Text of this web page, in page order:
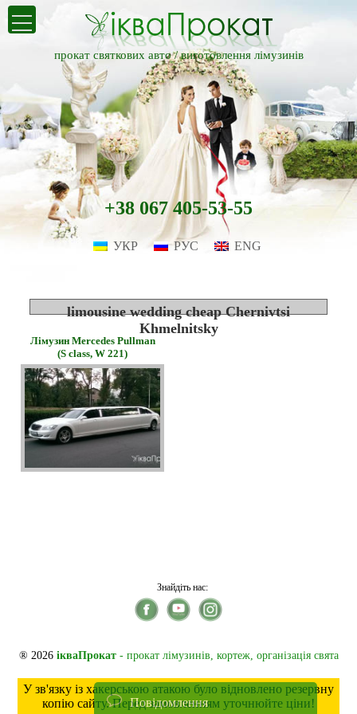
прокат святкових авто /виготовлення лімузинів
+38 067 405-53-55
УКР РУС ENG
limousine wedding cheap Chernivtsi
Khmelnitsky
Лімузин Mercedes Pullman
(S class, W 221)
Знайдіть нас:
® 2026 ікваПрокат- прокат лімузинів, кортеж, організація свята
У зв'язку із хакерською атакою було відновлено резервну
копію сайту. Перед замовленням уточнюйте ціни!
Повідомлення